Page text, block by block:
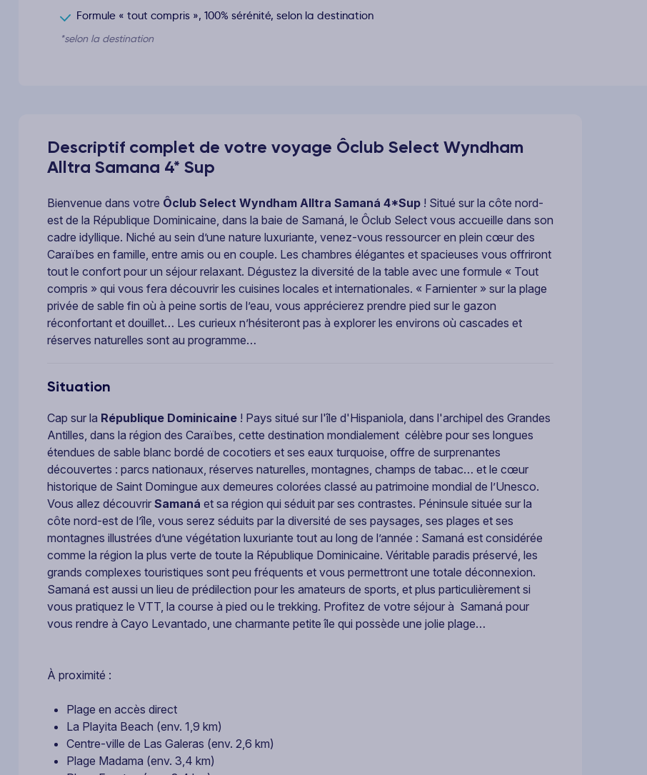
Formule « tout compris », 100% sérénité, selon la destination
*selon la destination
Descriptif complet de votre voyage Ôclub Select Wyndham
Alltra Samana 4* Sup
Bienvenue dans votre Ôclub Select Wyndham Alltra Samaná 4*Sup ! Situé sur la côte nord-
est de la République Dominicaine, dans la baie de Samaná, le Ôclub Select vous accueille dans son
cadre idyllique. Niché au sein d’une nature luxuriante, venez-vous ressourcer en plein cœur des
Caraïbes en famille, entre amis ou en couple. Les chambres élégantes et spacieuses vous offriront
tout le confort pour un séjour relaxant. Dégustez la diversité de la table avec une formule « Tout
compris » qui vous fera découvrir les cuisines locales et internationales. « Farnienter » sur la plage
privée de sable fin où à peine sortis de l’eau, vous apprécierez prendre pied sur le gazon
réconfortant et douillet… Les curieux n’hésiteront pas à explorer les environs où cascades et
réserves naturelles sont au programme…
Situation
Cap sur la République Dominicaine ! Pays situé sur l'île d'Hispaniola, dans l'archipel des Grandes
Antilles, dans la région des Caraïbes, cette destination mondialement célèbre pour ses longues
étendues de sable blanc bordé de cocotiers et ses eaux turquoise, offre de surprenantes
découvertes : parcs nationaux, réserves naturelles, montagnes, champs de tabac… et le cœur
historique de Saint Domingue aux demeures colorées classé au patrimoine mondial de l’Unesco.
Vous allez découvrir Samaná et sa région qui séduit par ses contrastes. Péninsule située sur la
côte nord-est de l’île, vous serez séduits par la diversité de ses paysages, ses plages et ses
montagnes illustrées d’une végétation luxuriante tout au long de l’année : Samaná est considérée
comme la région la plus verte de toute la République Dominicaine. Véritable paradis préservé, les
grands complexes touristiques sont peu fréquents et vous permettront une totale déconnexion.
Samaná est aussi un lieu de prédilection pour les amateurs de sports, et plus particulièrement si
vous pratiquez le VTT, la course à pied ou le trekking. Profitez de votre séjour à Samaná pour
vous rendre à Cayo Levantado, une charmante petite île qui possède une jolie plage…
À proximité :
Plage en accès direct
La Playita Beach (env. 1,9 km)
Centre-ville de Las Galeras (env. 2,6 km)
Plage Madama (env. 3,4 km)